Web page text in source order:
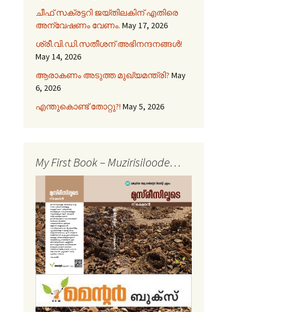
ചീഫ് സക്രട്ടറി ജയ്തിലകിന് എതിരെ
അന്വേഷണം വേണം. May 17, 2026
ശ്രീ.വി.ഡി.സതീശന് അഭിനന്ദനങ്ങൾ!
May 14, 2026
ആരാകണം അടുത്ത മുഖ്യമന്ത്രി? May
6, 2026
എന്തുകൊണ്ട് തോറ്റു?! May 5, 2026
My First Book – Muzirisiloode…